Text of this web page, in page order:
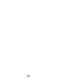
>